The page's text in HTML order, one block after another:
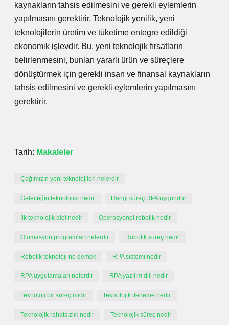
kaynakların tahsis edilmesini ve gerekli eylemlerin
yapılmasını gerektirir. Teknolojik yenilik, yeni
teknolojilerin üretim ve tüketime entegre edildiği
ekonomik işlevdir. Bu, yeni teknolojik fırsatların
belirlenmesini, bunları yararlı ürün ve süreçlere
dönüştürmek için gerekli insan ve finansal kaynakların
tahsis edilmesini ve gerekli eylemlerin yapılmasını
gerektirir.
Tarih: Makaleler
Çağımızın yeni teknolojileri nelerdir
Geleceğin teknolojisi nedir Hangi süreç RPA uygundur
İlk teknolojik alet nedir Operasyonel robotik nedir
Otomasyon programları nelerdir Robotik süreç nedir
Robotik teknoloji ne demek RPA sistemi nedir
RPA uygulamaları nelerdir RPA yazılım dili nedir
Teknoloji bir süreç midir Teknolojik ilerleme nedir
Teknolojik rahatsızlık nedir Teknolojik süreç nedir